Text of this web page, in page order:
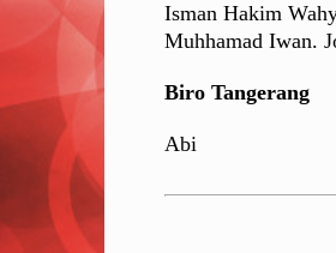
Isman Hakim
Muhhamad Iwan.
Biro Tangerang
Abi